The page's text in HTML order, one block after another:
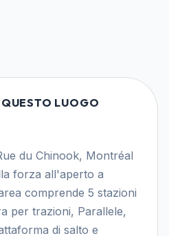
LUOGO
du Chinook, Montréal
forza all'aperto a
comprende 5 stazioni
per trazioni, Parallele,
di salto e